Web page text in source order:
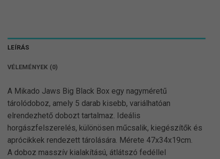
LEÍRÁS
VÉLEMÉNYEK (0)
A Mikado Jaws Big Black Box egy nagyméretű
tárolódoboz, amely 5 darab kisebb, variálhatóan
elrendezhető dobozt tartalmaz. Ideális
horgászfelszerelés, különösen műcsalik, kiegészítők és
aprócikkek rendezett tárolására. Mérete 47x34x19cm.
A doboz masszív kialakítású, átlátszó fedéllel